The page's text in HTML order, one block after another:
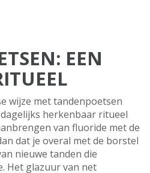
EEN
wijze met tandenpoetsen
herkenbaar ritueel
van fluoride met de
dat je overal met de borstel
nieuwe tanden die
Het glazuur van net